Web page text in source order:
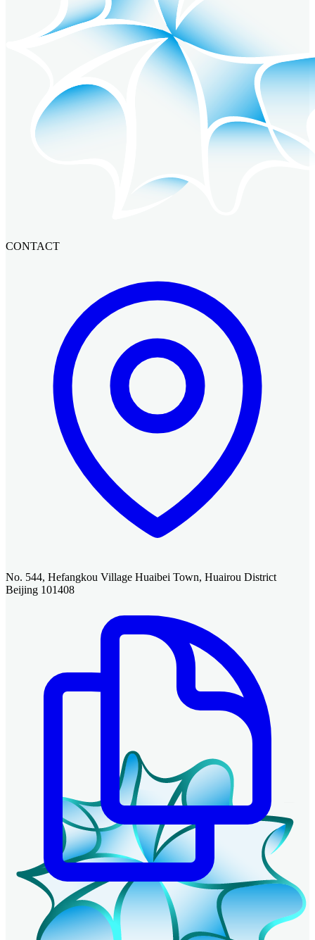
CONTACT
No. 544, Hefangkou Village Huaibei Town, Huairou District
Beijing 101408